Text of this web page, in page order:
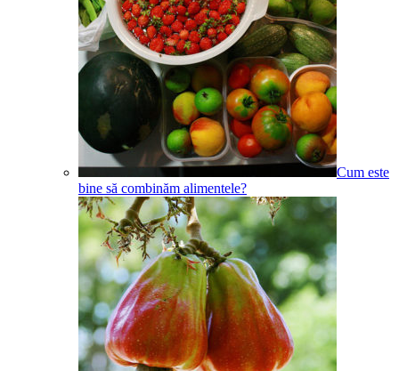
Cum este
bine să combinăm alimentele?